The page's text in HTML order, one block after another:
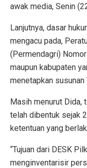
awak media, Senin
Lanjutnya, dasar
mengacu pada,
(Permendagri)
maupun kabupaten
menetapkan susunan
Masih menurut Dida,
telah dibentuk sejak
ketentuan yang
“Tujuan dari DESK
menginventarisir